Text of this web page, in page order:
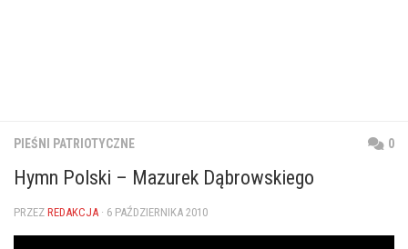
PIEŚNI PATRIOTYCZNE 0
Hymn Polski – Mazurek Dąbrowskiego
PRZEZ REDAKCJA · 6 PAŹDZIERNIKA 2010